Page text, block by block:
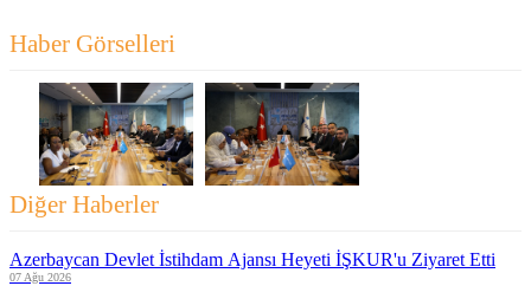
Haber Görselleri
Diğer Haberler
Azerbaycan Devlet İstihdam Ajansı Heyeti İŞKUR'u Ziyaret Etti
07 Ağu 2026